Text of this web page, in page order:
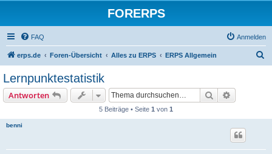
FORERPS
FAQ Anmelden
erps.de Foren-Übersicht Alles zu ERPS ERPS Allgemein
Lernpunktestatistik
Antworten Suche
5 Beiträge • Seite 1 von 1
benni